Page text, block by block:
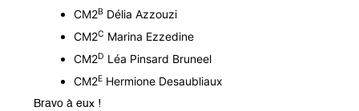
CM2B Délia Azzouzi
CM2C Marina Ezzedine
CM2D Léa Pinsard Bruneel
CM2E Hermione Desaubliaux
Bravo à eux !